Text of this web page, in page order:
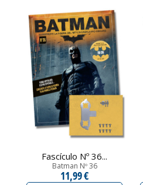
Fascículo Nº 36...
Batman Nº 36
11,99 €